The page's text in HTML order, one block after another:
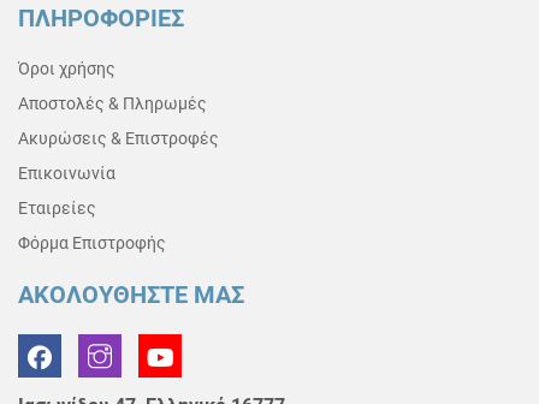
ΠΛΗΡΟΦΟΡΙΕΣ
Όροι χρήσης
Αποστολές & Πληρωμές
Ακυρώσεις & Επιστροφές
Επικοινωνία
Εταιρείες
Φόρμα Επιστροφής
ΑΚΟΛΟΥΘΗΣΤΕ ΜΑΣ